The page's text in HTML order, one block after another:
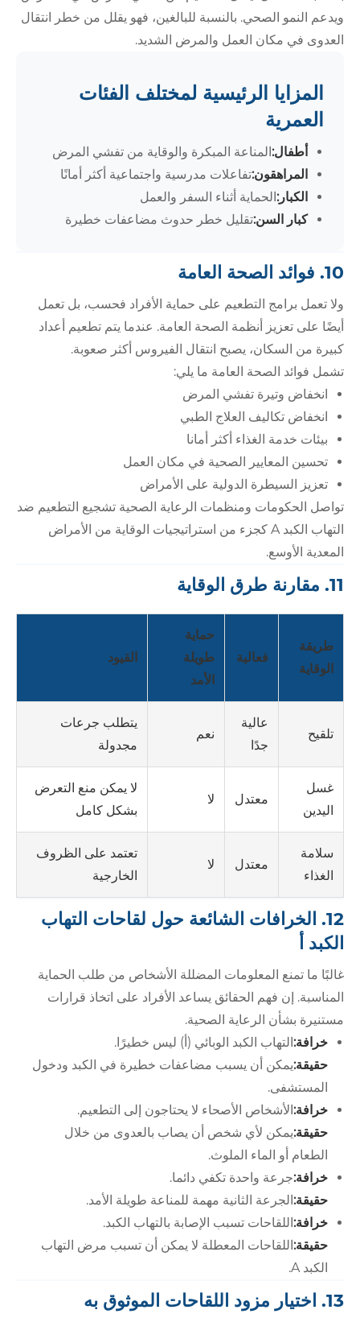
ويدعم النمو الصحي. بالنسبة للبالغين، فهو يقلل من خطر انتقال
العدوى في مكان العمل والمرض الشديد.
المزايا الرئيسية لمختلف الفئات
العمرية
أطفال:المناعة المبكرة والوقاية من تفشي المرض
المراهقون:تفاعلات مدرسية واجتماعية أكثر أمانًا
الكبار:الحماية أثناء السفر والعمل
كبار السن:تقليل خطر حدوث مضاعفات خطيرة
10. فوائد الصحة العامة
ولا تعمل برامج التطعيم على حماية الأفراد فحسب، بل تعمل
أيضًا على تعزيز أنظمة الصحة العامة. عندما يتم تطعيم أعداد
كبيرة من السكان، يصبح انتقال الفيروس أكثر صعوبة.
تشمل فوائد الصحة العامة ما يلي:
انخفاض وتيرة تفشي المرض
انخفاض تكاليف العلاج الطبي
بيئات خدمة الغذاء أكثر أمانا
تحسين المعايير الصحية في مكان العمل
تعزيز السيطرة الدولية على الأمراض
تواصل الحكومات ومنظمات الرعاية الصحية تشجيع التطعيم ضد
التهاب الكبد A كجزء من استراتيجيات الوقاية من الأمراض
المعدية الأوسع.
11. مقارنة طرق الوقاية
طريقة
الوقاية
فعالية
حماية
طويلة
الأمد
القيود
تلقيح
عالية
جدًا
نعم
يتطلب جرعات
مجدولة
غسل
اليدين
معتدل لا
لا يمكن منع التعرض
بشكل كامل
سلامة
الغذاء
معتدل لا
تعتمد على الظروف
الخارجية
12. الخرافات الشائعة حول لقاحات التهاب
الكبد أ
غالبًا ما تمنع المعلومات المضللة الأشخاص من طلب الحماية
المناسبة. إن فهم الحقائق يساعد الأفراد على اتخاذ قرارات
مستنيرة بشأن الرعاية الصحية.
خرافة:التهاب الكبد الوبائي (أ) ليس خطيرًا.
حقيقة:يمكن أن يسبب مضاعفات خطيرة في الكبد ودخول
المستشفى.
خرافة:الأشخاص الأصحاء لا يحتاجون إلى التطعيم.
حقيقة:يمكن لأي شخص أن يصاب بالعدوى من خلال
الطعام أو الماء الملوث.
خرافة:جرعة واحدة تكفي دائما.
حقيقة:الجرعة الثانية مهمة للمناعة طويلة الأمد.
خرافة:اللقاحات تسبب الإصابة بالتهاب الكبد.
حقيقة:اللقاحات المعطلة لا يمكن أن تسبب مرض التهاب
الكبد A.
13. اختيار مزود اللقاحات الموثوق به